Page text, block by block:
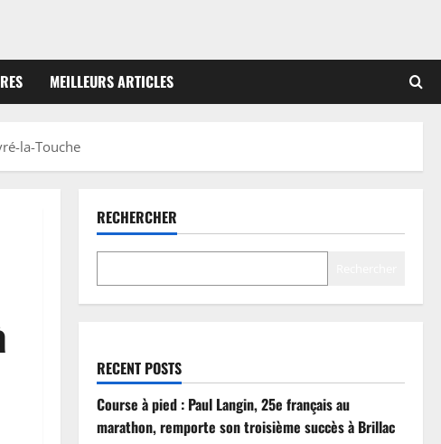
MEILLEURS ARTICLES
la-Touche
RECHERCHER
RECENT POSTS
Course à pied : Paul Langin, 25e français au
marathon, remporte son troisième succès à Brillac